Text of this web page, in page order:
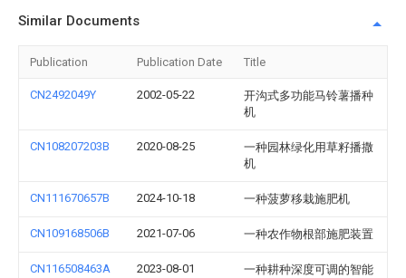
Similar Documents
Publication Publication Date Title
CN2492049Y 2002-05-22
开沟式多功能马铃薯播种
机
CN108207203B 2020-08-25
一种园林绿化用草籽播撒
机
CN111670657B 2024-10-18 一种菠萝移栽施肥机
CN109168506B 2021-07-06 一种农作物根部施肥装置
CN116508463A 2023-08-01
一种耕种深度可调的智能